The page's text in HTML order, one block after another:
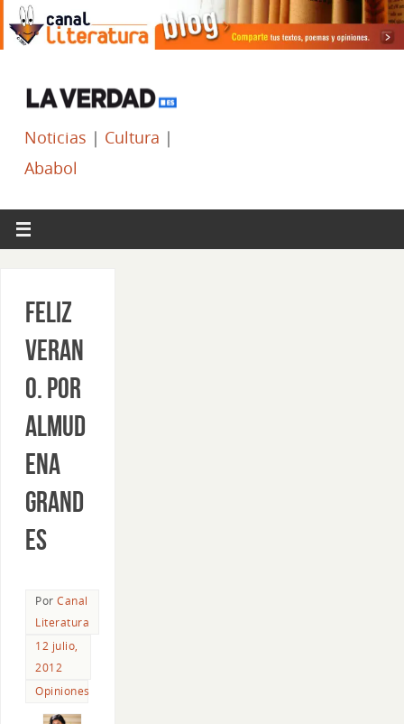
Noticias | Cultura |
Ababol
Feliz
veran
o. Por
Almud
ena
Grand
es
Por Canal
Literatura
12 julio,
2012
Opiniones